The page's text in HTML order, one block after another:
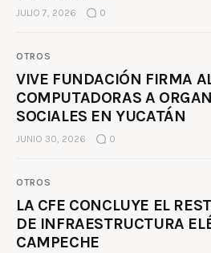
JULIO 7, 2026 0
OTROS
VIVE FUNDACIÓN FIRMA
COMPUTADORAS A
SOCIALES EN YUCATÁN
JUNIO 30, 2026 0
OTROS
LA CFE CONCLUYE EL
DE INFRAESTRUCTURA
CAMPECHE